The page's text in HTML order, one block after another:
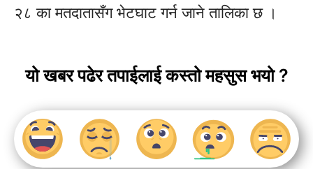
२८ का मतदातासँग भेटघाट गर्न जाने तालिका छ ।
यो खबर पढेर तपाईलाई कस्तो महसुस भयो ?